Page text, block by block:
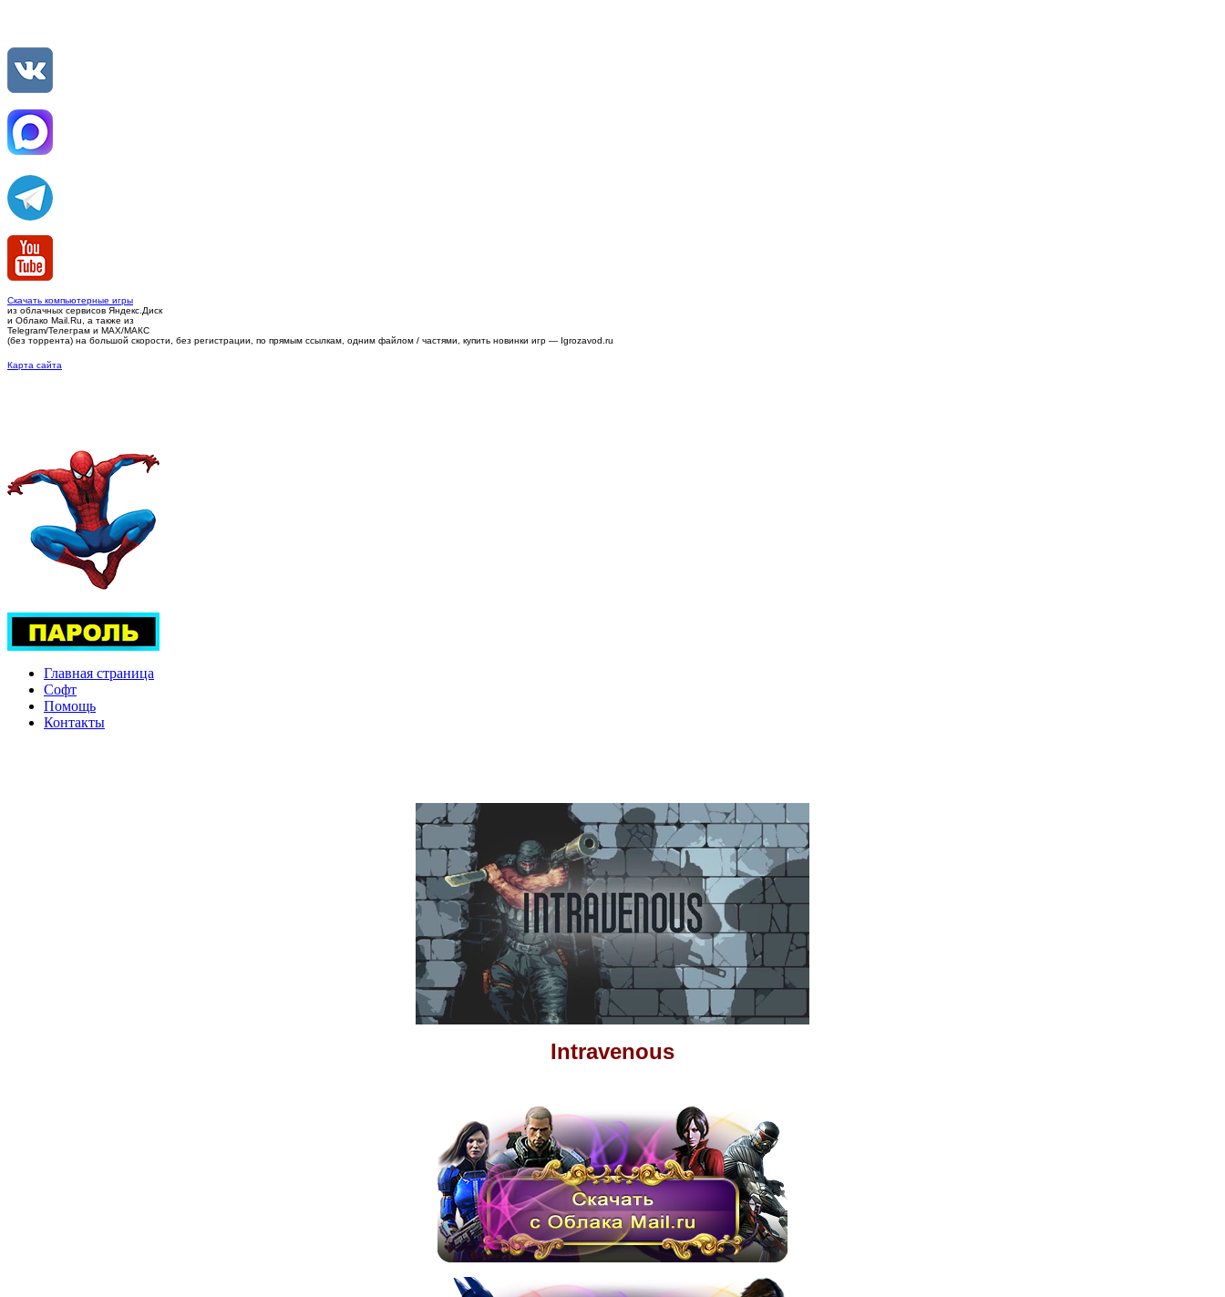
Скачать компьютерные игры
из облачных сервисов Яндекс.Диск
и Облако Mail.Ru, а также из
Telegram/Телеграм и MAX/МАКС
(без торрента) на большой скорости, без регистрации, по прямым ссылкам, одним файлом / частями, купить новинки игр — Igrozavod.ru
Карта сайта
Главная страница
Софт
Помощь
Контакты
Intravenous